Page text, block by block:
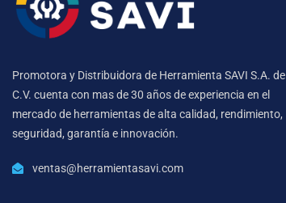
Promotora y Distribuidora de Herramienta SAVI S.A. de
C.V. cuenta con mas de 30 años de experiencia en el
mercado de herramientas de alta calidad, rendimiento,
seguridad, garantía e innovación.
ventas@herramientasavi.com